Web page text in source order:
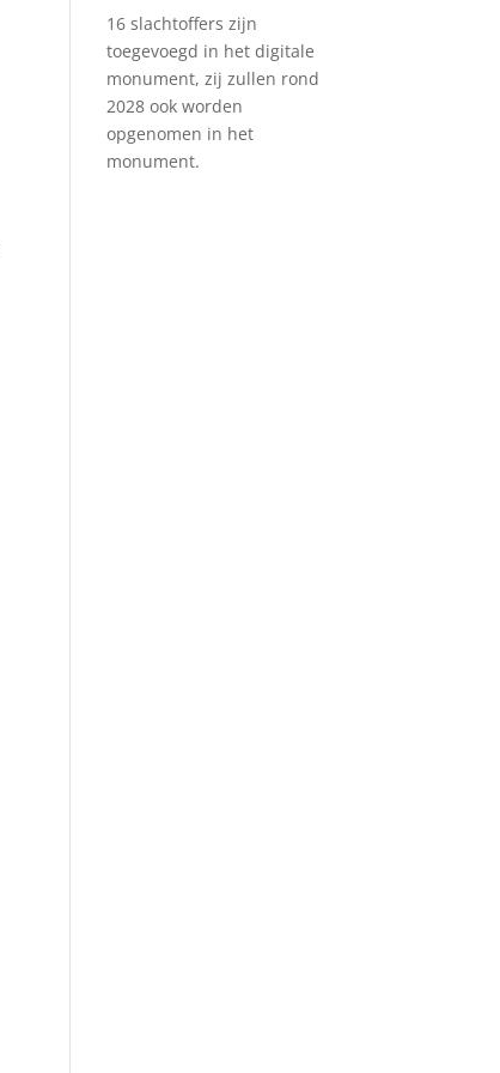
16 slachtoffers zijn
toegevoegd in het digitale
monument, zij zullen rond
2028 ook worden
opgenomen in het
monument.